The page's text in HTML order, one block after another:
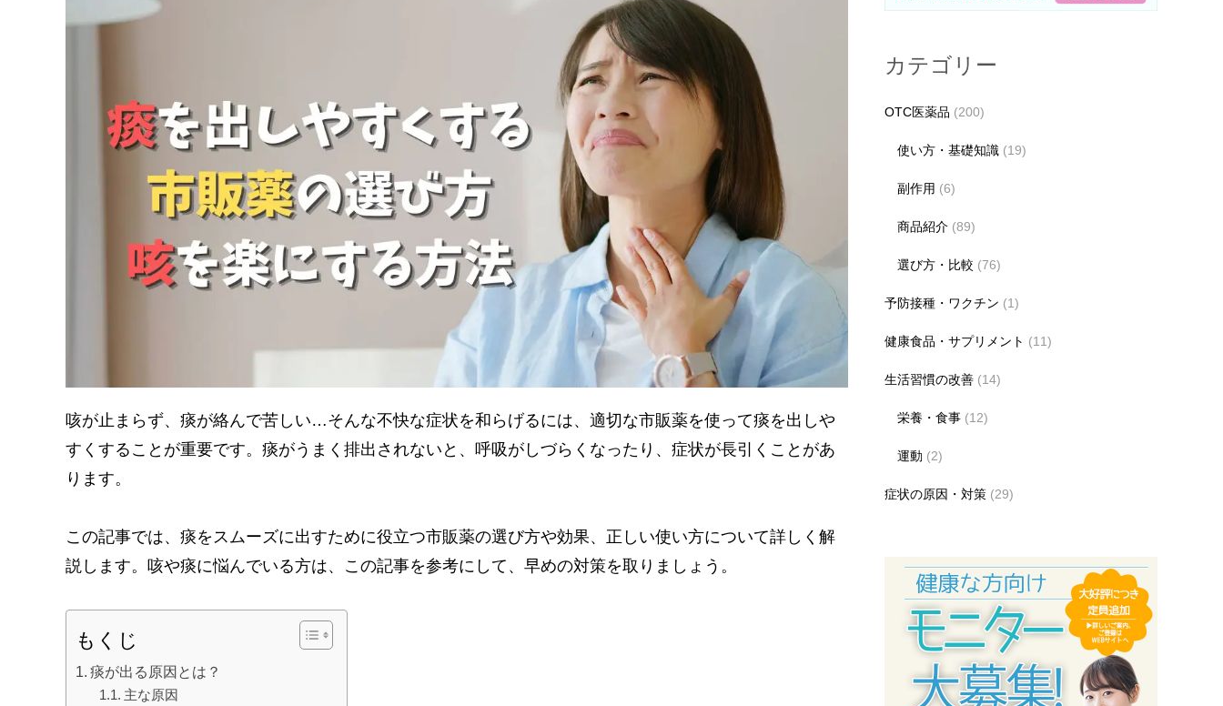
咳が止まらず、痰が絡んで苦しい…そんな不快な症状を和らげるには、適切な市販薬を使って痰を出しや
すくすることが重要です。痰がうまく排出されないと、呼吸がしづらくなったり、症状が長引くことがあ
ります。
この記事では、痰をスムーズに出すために役立つ市販薬の選び方や効果、正しい使い方について詳しく解
説します。咳や痰に悩んでいる方は、この記事を参考にして、早めの対策を取りましょう。
もくじ
痰が出る原因とは？
主な原因
カテゴリー
OTC医薬品 (200)
使い方・基礎知識 (19)
副作用 (6)
商品紹介 (89)
選び方・比較 (76)
予防接種・ワクチン (1)
健康食品・サプリメント (11)
生活習慣の改善 (14)
栄養・食事 (12)
運動 (2)
症状の原因・対策 (29)